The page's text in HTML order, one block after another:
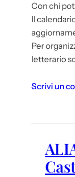
Con chi
Il
Per
letterario
Scrivi un